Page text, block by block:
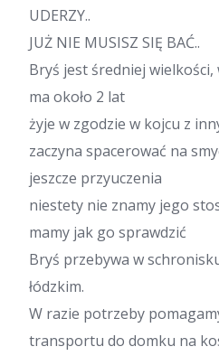
UDERZY..
JUŻ NIE MUSISZ SIĘ BAĆ..
Bryś jest średniej wielkości,
ma około 2 lat
żyje w zgodzie w kojcu z
zaczyna spacerować na
jeszcze przyuczenia
niestety nie znamy jego
mamy jak go sprawdzić
Bryś przebywa w
łódzkim.
W razie potrzeby
transportu do domku na